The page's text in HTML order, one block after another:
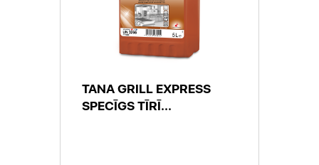
TANA GRILL EXPRESS
SPECĪGS TĪRĪ...